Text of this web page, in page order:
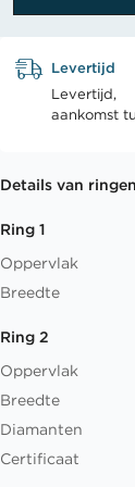
Levertijd
Levertijd,
aankomst
Details van
Ring 1
Oppervlak
Breedte
Ring 2
Oppervlak
Breedte
Diamanten
Certificaat